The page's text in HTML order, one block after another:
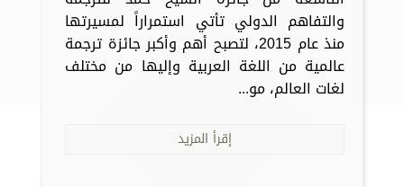
والتفاهم الدولي تأتي استمراراً لمسيرتها
منذ عام 2015، لتصبح أهم وأكبر جائزة ترجمة
عالمية من اللغة العربية وإليها من مختلف
لغات العالم، مو...
إقرأ المزيد